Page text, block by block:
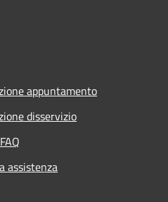
appuntamento
disservizio
assistenza